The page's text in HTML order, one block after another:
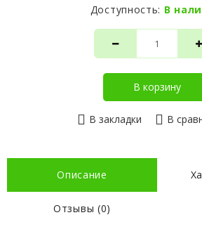
Доступность: В
В корзину
В закладки В
Описание
Отзывы (0)